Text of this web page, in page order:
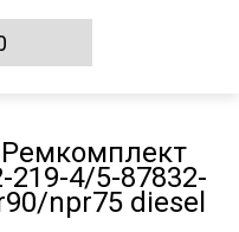
Ремкомплект
219-4/5-87832-
npr75 diesel